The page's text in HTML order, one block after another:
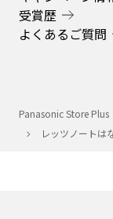
受賞歴
よくあるご質問
Panasonic Store Plus
レッツノートは